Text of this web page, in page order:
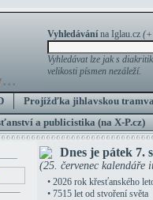
Vyhledávánína Iglau.cz (+
Vyhledávat lze jak s
velikosti písmen nezáleží.
Projížďka jihlavskou
a publicistika (na X-P.cz)
Dnes je pátek 7.
(25. červenec kalendáře
• 2026 rok křesťanského
• 7515 let od stvoření světa